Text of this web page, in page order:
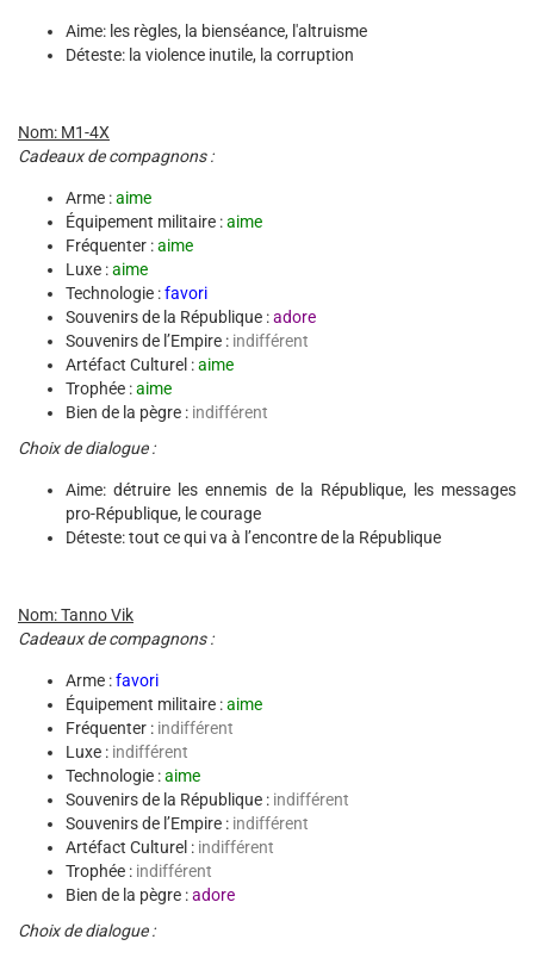
Aime: les règles, la bienséance, l'altruisme
Déteste: la violence inutile, la corruption
Nom: M1-4X
Cadeaux de compagnons :
Arme :aime
Équipement militaire :aime
Fréquenter :aime
Luxe :aime
Technologie :favori
Souvenirs de la République :adore
Souvenirs de l’Empire : indifférent
Artéfact Culturel :aime
Trophée :aime
Bien de la pègre : indifférent
Choix de dialogue :
Aime: détruire les ennemis de la République, les messages
pro-République, le courage
Déteste: tout ce qui va à l’encontre de la République
Nom: Tanno Vik
Cadeaux de compagnons :
Arme :favori
Équipement militaire :aime
Fréquenter : indifférent
Luxe : indifférent
Technologie :aime
Souvenirs de la République : indifférent
Souvenirs de l’Empire : indifférent
Artéfact Culturel : indifférent
Trophée : indifférent
Bien de la pègre :adore
Choix de dialogue :